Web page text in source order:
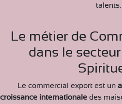
talents.
Le métier de
dans le
Le commercial export est un
croissance internationale des